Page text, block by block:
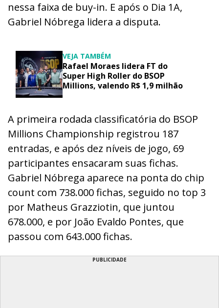
nessa faixa de buy-in. E após o Dia 1A,
Gabriel Nóbrega lidera a disputa.
VEJA TAMBÉM
Rafael Moraes lidera FT do
Super High Roller do BSOP
Millions, valendo R$ 1,9 milhão
A primeira rodada classificatória do BSOP
Millions Championship registrou 187
entradas, e após dez níveis de jogo, 69
participantes ensacaram suas fichas.
Gabriel Nóbrega aparece na ponta do chip
count com 738.000 fichas, seguido no top 3
por Matheus Grazziotin, que juntou
678.000, e por João Evaldo Pontes, que
passou com 643.000 fichas.
PUBLICIDADE